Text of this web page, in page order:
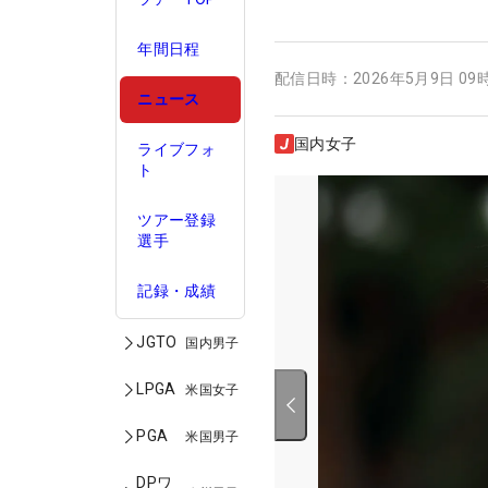
年間日程
ニュース
ライブフォ
ト
ツアー登録
選手
記録・成績
JGTO 国内男子
LPGA 米国女子
PGA 米国男子
DPワ
配信日時： 2026年5月9日 09
国内女子